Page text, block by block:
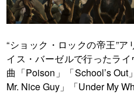
“ショック・ロックの帝王”
イス・バーゼルで行ったラ
曲「Poison」「School’s Out
Mr. Nice Guy」「Under My